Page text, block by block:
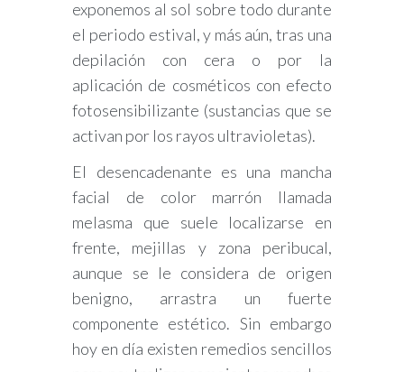
exponemos al sol sobre todo durante
el periodo estival, y más aún, tras una
depilación con cera o por la
aplicación de cosméticos con efecto
fotosensibilizante (sustancias que se
activan por los rayos ultravioletas).
El desencadenante es una mancha
facial de color marrón llamada
melasma que suele localizarse en
frente, mejillas y zona peribucal,
aunque se le considera de origen
benigno, arrastra un fuerte
componente estético. Sin embargo
hoy en día existen remedios sencillos